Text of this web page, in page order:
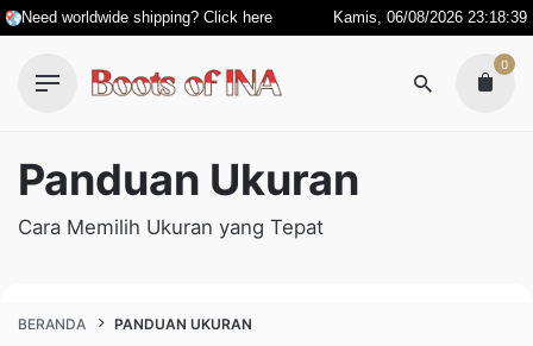
Skip
to
content
Need worldwide shipping? Click here Kamis, 06/08/2026 23:18:40
0
Panduan Ukuran
Cara Memilih Ukuran yang Tepat
BERANDA PANDUAN UKURAN